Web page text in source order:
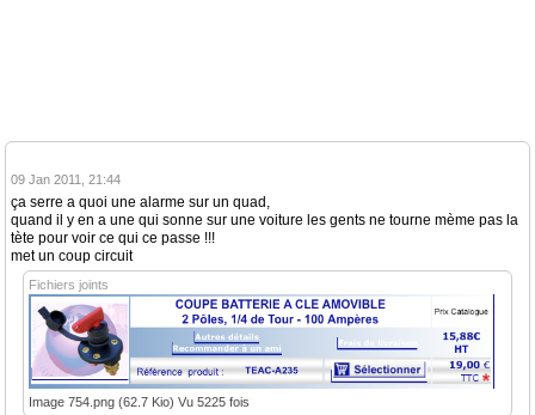
09 Jan 2011, 21:44
ça serre a quoi une alarme sur un quad,
quand il y en a une qui sonne sur une voiture les gents ne tourne mème pas la
tète pour voir ce qui ce passe !!!
met un coup circuit
Fichiers joints
Image 754.png (62.7 Kio) Vu 5225 fois